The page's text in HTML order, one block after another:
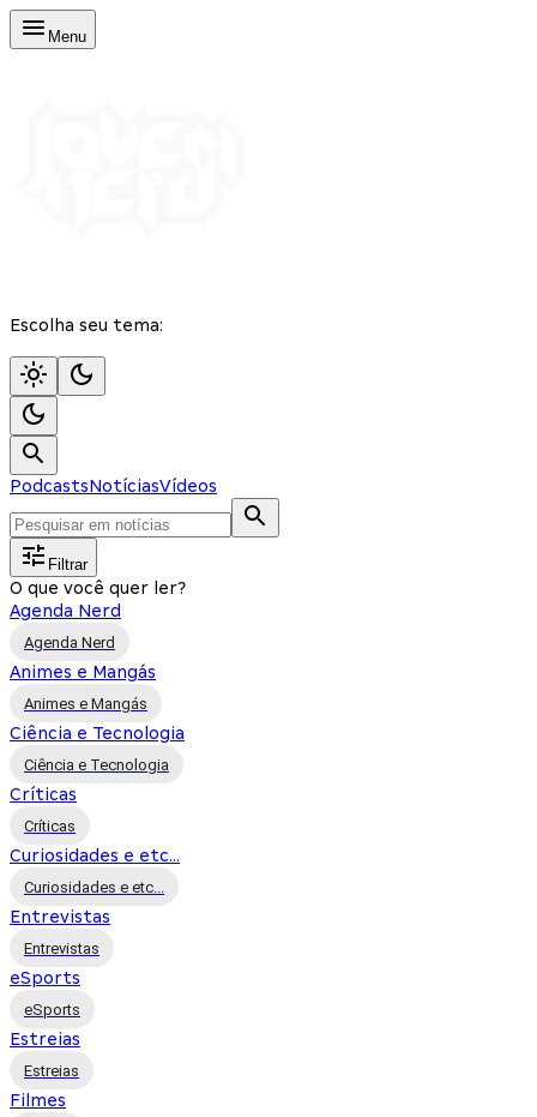
Menu
Escolha seu tema:
PodcastsNotíciasVídeos
Filtrar
O que você quer ler?
Agenda Nerd
Agenda Nerd
Animes e Mangás
Animes e Mangás
Ciência e Tecnologia
Ciência e Tecnologia
Críticas
Críticas
Curiosidades e etc...
Curiosidades e etc...
Entrevistas
Entrevistas
eSports
eSports
Estreias
Estreias
Filmes